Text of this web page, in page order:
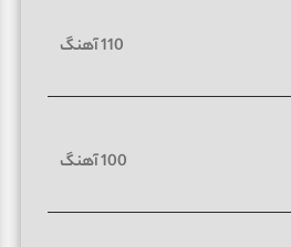
110 آهنگ
100 آهنگ